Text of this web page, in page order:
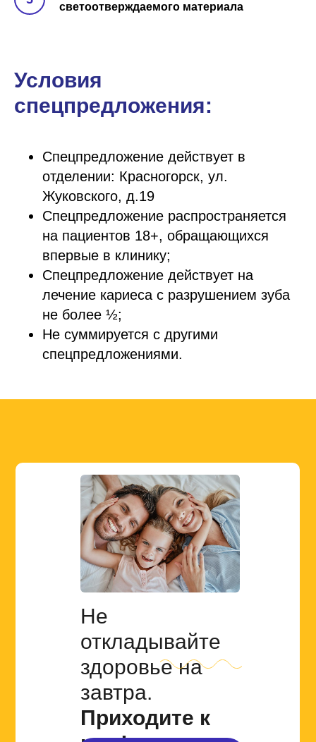
светоотверждаемого материала
Условия
спецпредложения:
Спецпредложение действует в
отделении: Красногорск, ул.
Жуковского, д.19
Спецпредложение распространяется
на пациентов 18+, обращающихся
впервые в клинику;
Спецпредложение действует на
лечение кариеса с разрушением зуба
не более ½;
Не суммируется с другими
спецпредложениями.
Не
откладывайте
здоровьена
завтра.
Приходите к